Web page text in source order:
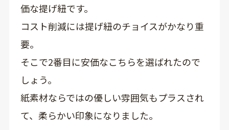
価な提げ紐です。
コスト削減には提げ紐のチョイスがかなり重
要。
そこで2番目に安価なこちらを選ばれたので
しょう。
紙素材ならではの優しい雰囲気もプラスされ
て、柔らかい印象になりました。